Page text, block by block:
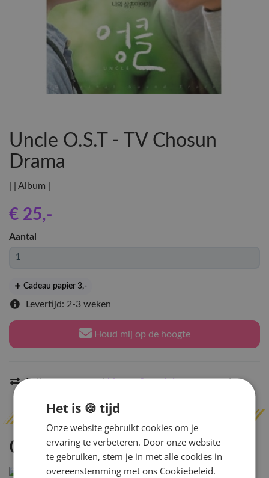
Uncle O.S.T - TV Chosun
Drama
| | Album |
€ 25,-
Aantal
Cadeau papier 3,-
Levertijd: 2-3 weken
Houd mij op de hoogte
Indien op voorraadbinnen 2 werkdagenverzonden
Omschrijving
Het is 🍪 tijd
Onze website gebruikt cookies om je
ervaring te verbeteren. Door onze website
te gebruiken, stem je in met alle cookies in
overeenstemming met ons Cookiebeleid.